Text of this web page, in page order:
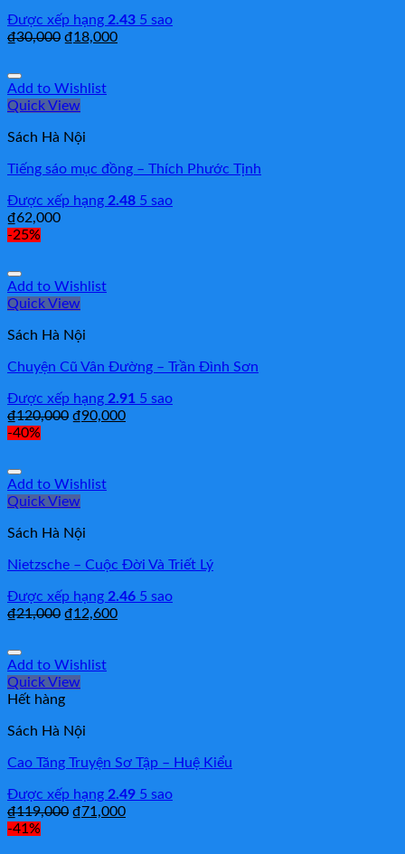
Được xếp hạng 2.43 5 sao
₫30,000 ₫18,000
Add to Wishlist
Quick View
Sách Hà Nội
Tiếng sáo mục đồng – Thích Phước Tịnh
Được xếp hạng 2.48 5 sao
₫62,000
-25%
Add to Wishlist
Quick View
Sách Hà Nội
Chuyện Cũ Vân Đường – Trần Đình Sơn
Được xếp hạng 2.91 5 sao
₫120,000 ₫90,000
-40%
Add to Wishlist
Quick View
Sách Hà Nội
Nietzsche – Cuộc Đời Và Triết Lý
Được xếp hạng 2.46 5 sao
₫21,000 ₫12,600
Add to Wishlist
Quick View
Hết hàng
Sách Hà Nội
Cao Tăng Truyện Sơ Tập – Huệ Kiểu
Được xếp hạng 2.49 5 sao
₫119,000 ₫71,000
-41%